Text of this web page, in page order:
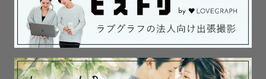
⚫︎人と関わるのが好きで前職は病院の看護師。
現在は保育園の看護師として働いています！
みなさまの残したい写真を一緒に